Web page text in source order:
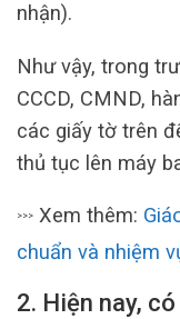
nhận).
Như vậy, trong
CCCD, CMND,
các giấy tờ trên
thủ tục lên máy
>>> Xem thêm:
chuẩn và nhiệm
2. Hiện nay,